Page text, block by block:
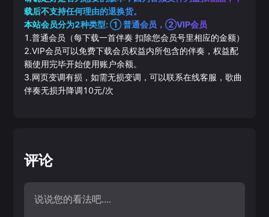
载后不支持任何理由的退换货。
本站会员分为2种类型: ① 普通会员，②VIP会员
1.普通会员（每下载一首伴奏 扣除您会员号里相应的金额）
2.VIP会员可以免费下载会员权益内所包含的伴奏，权益配
额使用完毕开始使用账户余额。
3.网页变调有损，如需无损变调，可以联系在线客服，歌曲
伴奏无损升降调10元/次
评论